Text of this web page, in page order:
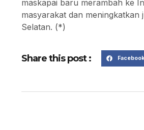
maskapai baru merambah ke
masyarakat dan
Selatan. (*)
Share this post : Facebook